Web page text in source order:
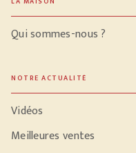
Qui sommes-nous ?
NOTRE ACTUALITÉ
Vidéos
Meilleures ventes